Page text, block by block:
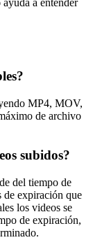
a entender
MP4, MOV,
de archivo
subidos?
del tiempo de
de expiración que
los videos se
de expiración,